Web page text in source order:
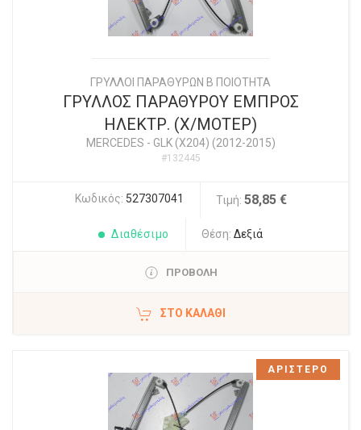
ΓΡΥΛΛΟΙ ΠΑΡΑΘΥΡΩΝ Β ΠΟΙΟΤΗΤΑ
ΓΡΥΛΛΟΣ ΠΑΡΑΘΥΡΟΥ ΕΜΠΡΟΣ
ΗΛΕΚΤΡ. (Χ/ΜΟΤΕΡ)
MERCEDES - GLK (X204) (2012-2015)
#132445
Κωδικός: 527307041 Τιμή: 58,85 €
Διαθέσιμο Θέση: Δεξιά
ΠΡΟΒΟΛΗ
ΣΤΟ ΚΑΛΆΘΙ
ΑΡΙΣΤΕΡΟ